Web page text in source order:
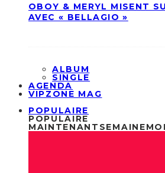
OBOY & MERYL MISENT
AVEC « BELLAGIO »
ALBUM
SINGLE
AGENDA
VIPZONE MAG
POPULAIRE
POPULAIRE
MAINTENANT SEMAINE